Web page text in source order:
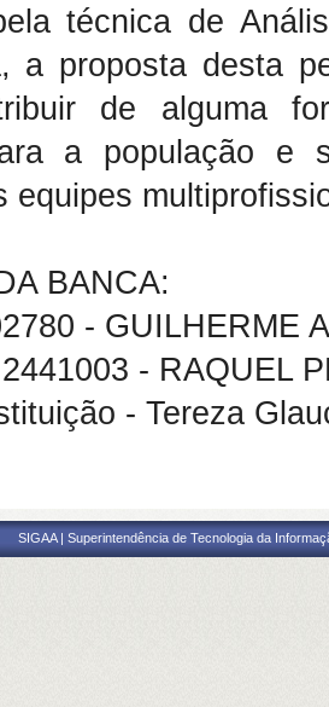
técnica de
a proposta desta
de alguma
a população e
equipes
BANCA:
- GUILHERME
- RAQUEL
- Tereza
SIGAA | Superintendência de Tecnologia da